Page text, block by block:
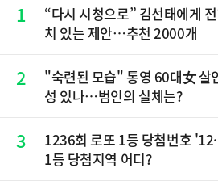
1
“다시 시청으로” 김선태에게
치 있는 제안…추천 2000개
2
"숙련된 모습" 통영 60대女 살
성 있나…범인의 실체는?
3
1236회 로또 1등 당첨번호
1등 당첨지역 어디?